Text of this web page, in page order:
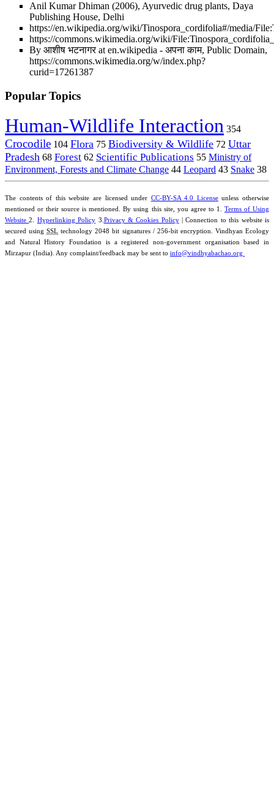
Anil Kumar Dhiman (2006), Ayurvedic drug plants, Daya
Publishing House, Delhi
https://en.wikipedia.org/wiki/Tinospora_cordifolia#/media/
https://commons.wikimedia.org/wiki/
By आशीष भटनागर at en.wikipedia - अपना काम, Public Domain,
https://commons.wikimedia.org/w/index.php?
curid=17261387
Popular Topics
Human-Wildlife Interaction 354
Crocodile 104 Flora 75 Biodiversity & Wildlife 72 Uttar
Pradesh 68 Forest 62 Scientific Publications 55 Ministry of
Environment, Forests and Climate Change 44 Leopard 43 Snake 38
The contents of this website are licensed under CC-BY-SA 4.0 Licenseunless otherwise
mentioned or their source is mentioned. By using this site, you agree to 1. Terms of Using
Website2. Hyperlinking Policy 3. Privacy & Cookies Policy| Connection to this website is
secured usingSSL technology 2048 bit signatures / 256-bit encryption. Vindhyan Ecology
and Natural History Foundation is a registered non-government organisation based in
Mirzapur (India). Any complaint/feedback may be sent to info@vindhyabachao.org